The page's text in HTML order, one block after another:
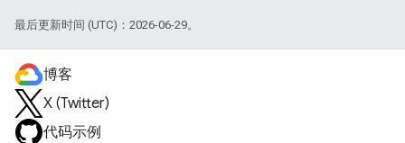
最后更新时间 (UTC)：2026-06-29。
博客
X (Twitter)
代码示例